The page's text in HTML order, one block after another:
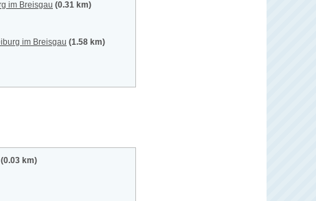
im Breisgau (0.31 km)
im Breisgau (1.58 km)
(0.03 km)